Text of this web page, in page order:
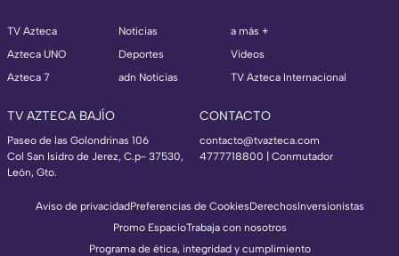
TV Azteca
Azteca UNO
Azteca 7
Noticias
Deportes
adn Noticias
a más +
Videos
TV Azteca Internacional
TV AZTECA BAJÍO
Paseo de las Golondrinas 106
Col San Isidro de Jerez, C.p- 37530,
León, Gto.
CONTACTO
contacto@tvazteca.com
4777718800 | Conmutador
Aviso de privacidadPreferencias de CookiesDerechosInversionistas
Promo EspacioTrabaja con nosotros
Programa de ética, integridad y cumplimiento